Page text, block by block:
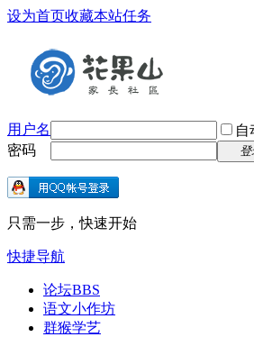
设为首页收藏本站任务
用户名 自
密码
登
只需一步，快速开始
快捷导航
论坛BBS
语文小作坊
群猴学艺